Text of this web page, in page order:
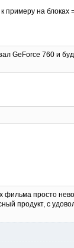
на блоках
GeForce 760 и
просто
продукт, с